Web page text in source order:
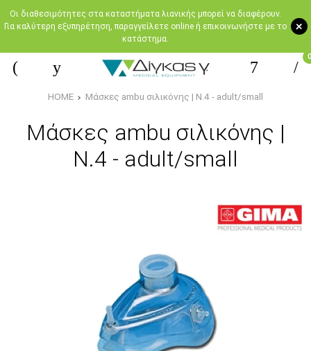
+
Oι διαθεσιμότητες στα καταστήματα λιανικής μπορεί να διαφέρουν.
Για καλύτερη εξυπηρέτηση, παραγγείλετε online ή επικοινωνήστε με το
κατάστημα.
0
HOME Μάσκες ambu σιλικόνης | N.4 - adult/small
Μάσκες ambu σιλικόνης |
N.4 - adult/small